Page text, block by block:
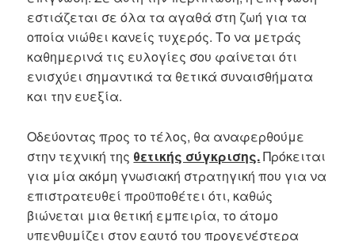
εστιάζεται σε όλα τα αγαθά στη ζωή για τα
οποία νιώθει κανείς τυχερός. Το να μετράς
καθημερινά τις ευλογίες σου φαίνεται ότι
ενισχύει σημαντικά τα θετικά συναισθήματα
και την ευεξία.
Οδεύοντας προς το τέλος, θα αναφερθούμε
στην τεχνική της θετικής σύγκρισης.Πρόκειται
για μία ακόμη γνωσιακή στρατηγική που για να
επιστρατευθεί προϋποθέτει ότι, καθώς
βιώνεται μια θετική εμπειρία, το άτομο
υπενθυμίζει στον εαυτό του προγενέστερα